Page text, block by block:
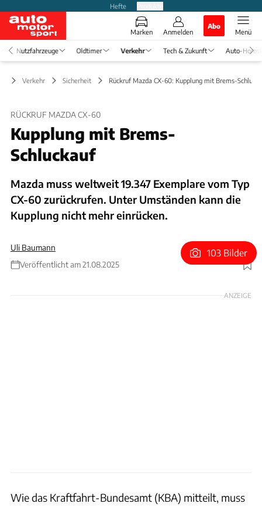
Hefte
Marken Anmelden
Abo
Menü
Nutzfahrzeuge Oldtimer Verkehr Tech & Zukunft Auto-
Verkehr Sicherheit Rückruf Mazda CX-60: Kupplung mit Brems-
RÜCKRUF MAZDA CX-60
Kupplung mit Brems-
Schluckauf
Mazda muss weltweit 19.347 Exemplare vom Typ
CX-60 zurückrufen. Unter Umständen kann die
Kupplung nicht mehr einrücken.
Uli Baumann
Veröffentlicht am 21.08.2025
Foto: Achim Hartmann
103 Bilder
ANZEIGE
Wie das Kraftfahrt-Bundesamt (KBA) mitteilt, muss